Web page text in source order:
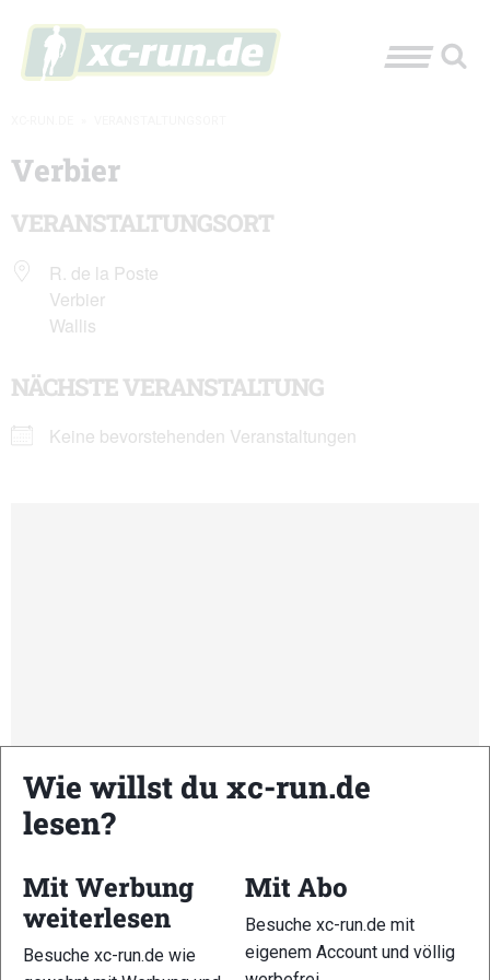
Verbier
VERANSTALTUNGSORT
R. de la Poste
Verbier
Wallis
NÄCHSTE VERANSTALTUNG
Keine bevorstehenden Veranstaltungen
Kommende Veranstaltungen
<li>Keine Veranstaltungen an diesem Ort</li>
Wie willst du xc-run.de
lesen?
Mit Werbung
weiterlesen
Besuche xc-run.de wie
Mit Abo
Besuche xc-run.de mit
eigenem Account und völlig